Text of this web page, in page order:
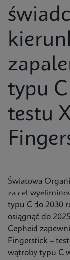
typu
testu
Światowa
za cel
typu C do 2030
osiągnąć do
Cepheid
Fingerstick –
wątroby typu C